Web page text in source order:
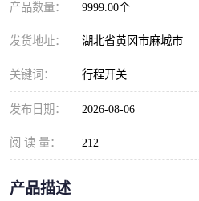
产品数量： 9999.00个
发货地址： 湖北省黄冈市麻城市
关键词： 行程开关
发布日期： 2026-08-06
阅 读 量： 212
产品描述
微电脑超速开关